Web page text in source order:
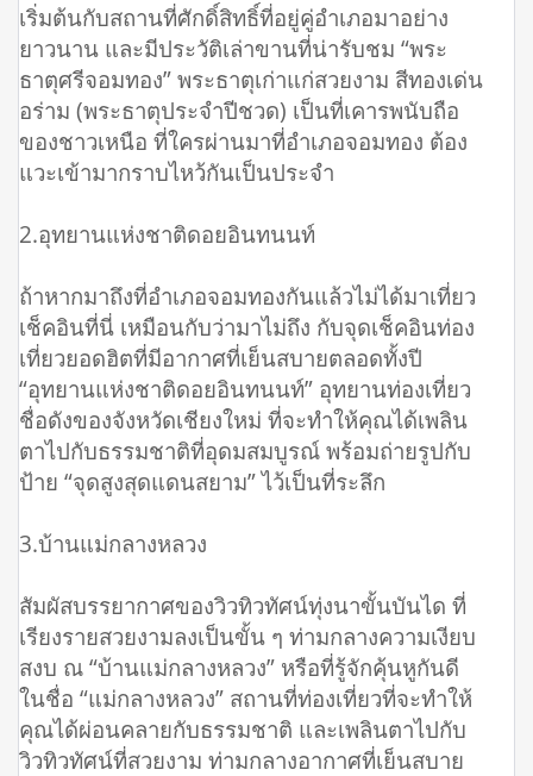
เริ่มต้นกับสถานที่ศักดิ์สิทธิ์ที่อยู่คู่อำเภอมาอย่าง
ยาวนาน และมีประวัติเล่าขานที่น่ารับชม “พระ
ธาตุศรีจอมทอง” พระธาตุเก่าแก่สวยงาม สีทองเด่น
อร่าม (พระธาตุประจำปีชวด) เป็นที่เคารพนับถือ
ของชาวเหนือ ที่ใครผ่านมาที่อำเภอจอมทอง ต้อง
แวะเข้ามากราบไหว้กันเป็นประจำ
2.อุทยานแห่งชาติดอยอินทนนท์
ถ้าหากมาถึงที่อำเภอจอมทองกันแล้วไม่ได้มาเที่ยว
เช็คอินที่นี่ เหมือนกับว่ามาไม่ถึง กับจุดเช็คอินท่อง
เที่ยวยอดฮิตที่มีอากาศที่เย็นสบายตลอดทั้งปี
“อุทยานแห่งชาติดอยอินทนนท์” อุทยานท่องเที่ยว
ชื่อดังของจังหวัดเชียงใหม่ ที่จะทำให้คุณได้เพลิน
ตาไปกับธรรมชาติที่อุดมสมบูรณ์ พร้อมถ่ายรูปกับ
ป้าย “จุดสูงสุดแดนสยาม” ไว้เป็นที่ระลึก
3.บ้านแม่กลางหลวง
สัมผัสบรรยากาศของวิวทิวทัศน์ทุ่งนาขั้นบันได ที่
เรียงรายสวยงามลงเป็นขั้น ๆ ท่ามกลางความเงียบ
สงบ ณ “บ้านแม่กลางหลวง” หรือที่รู้จักคุ้นหูกันดี
ในชื่อ “แม่กลางหลวง” สถานที่ท่องเที่ยวที่จะทำให้
คุณได้ผ่อนคลายกับธรรมชาติ และเพลินตาไปกับ
วิวทิวทัศน์ที่สวยงาม ท่ามกลางอากาศที่เย็นสบาย